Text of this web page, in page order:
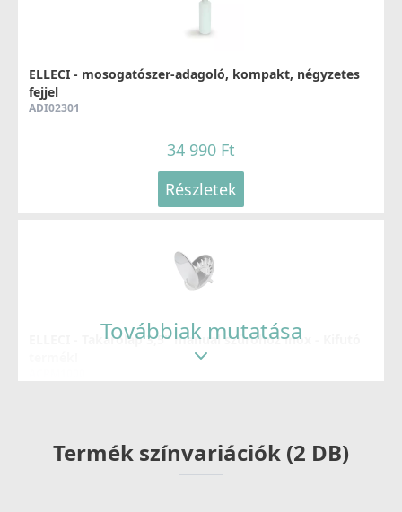
ELLECI - mosogatószer-adagoló, kompakt, négyzetes
fejjel
ADI02301
34 990 Ft
Részletek
ELLECI - Takarólap 3,5" manual szűrőhöz inox - Kifutó
Részletek
Továbbiak mutatása
Termék színvariációk (2 DB)